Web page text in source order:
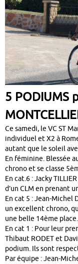
5 PODIUMS
Ce samedi, le VC ST
individuel et X2 à
autant que le soleil
En féminine. Blessée
chrono et se classe
En cat.6 : Jacky
d’un CLM en prenant
En cat 5 : Jean-Michel
un excellent chrono,
une belle 14ème place.
En cat 1 : Pour leur
Thibaut RODET et
podium. Ils sont
Par équipe : Jean-